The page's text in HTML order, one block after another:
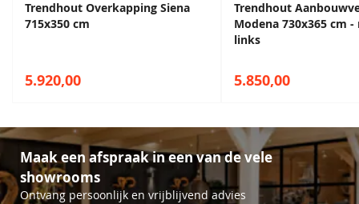
Trendhout Overkapping Siena
715x350 cm
5.920,00
Trendhout
Modena 730x365 cm
links
5.850,00
Maak een afspraak in een van de vele
showrooms
Ontvang persoonlijk en vrijblijvend advies